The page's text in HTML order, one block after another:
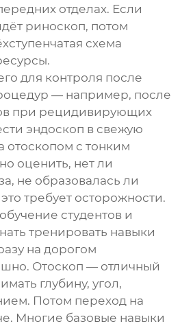
отделах. Если
риноскоп, потом
схема
для контроля после
— например, после
при рецидивирующих
эндоскоп в свежую
отоскопом с тонким
оценить, нет ли
не образовалась ли
требует осторожности.
студентов и
тренировать навыки
на дорогом
Отоскоп — отличный
глубину, угол,
Потом переход на
Многие базовые навыки